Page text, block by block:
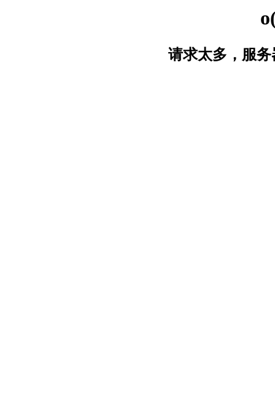
请求太多，服